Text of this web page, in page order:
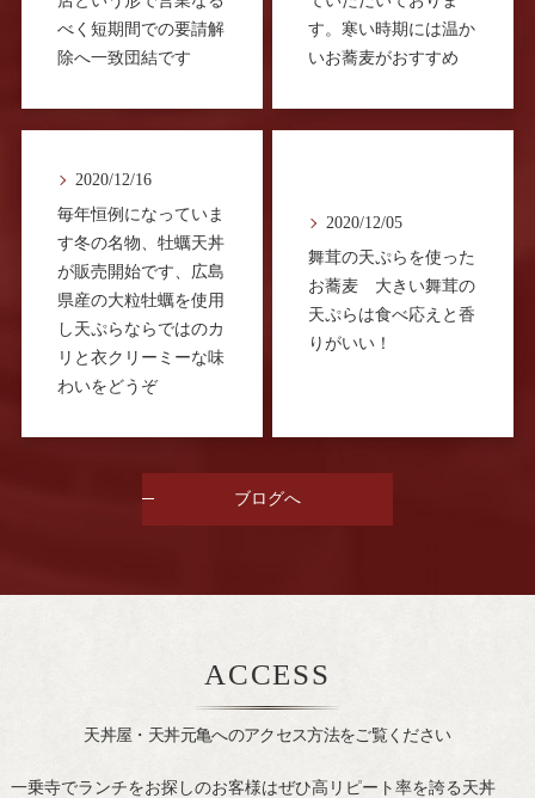
べく短期間での要請解
除へ一致団結です
す。寒い時期には温か
いお蕎麦がおすすめ
2020/12/16
毎年恒例になっていま
す冬の名物、牡蠣天丼
が販売開始です、広島
県産の大粒牡蠣を使用
し天ぷらならではのカ
リと衣クリーミーな味
わいをどうぞ
2020/12/05
舞茸の天ぷらを使った
お蕎麦 大きい舞茸の
天ぷらは食べ応えと香
りがいい！
ブログへ
天丼屋・天丼元亀へのアクセス方法をご覧ください
ACCESS
一乗寺でランチをお探しのお客様はぜひ高リピート率を誇る天丼